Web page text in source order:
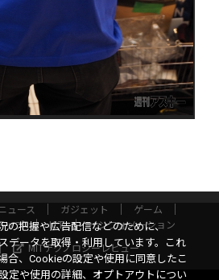
ュース ガジェット
ゲーム
ップ ICT
インフォメーション
MITテクノロジーレビュー
の把握や広告配信などのために、
データを取得・利用しています。これ
合、Cookieの設定や使用に同意したこ
定や使用の詳細、オプトアウトについ